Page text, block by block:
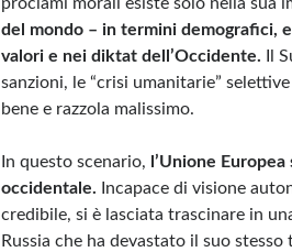
proclami morali esiste solo nella sua
del mondo – in termini demografici,
valori e nei diktat dell’Occidente. Il
sanzioni, le “crisi umanitarie”
bene e razzola malissimo.
In questo scenario,
l’Unione
occidentale. Incapace di visione
credibile, si è lasciata trascinare in
Russia che ha devastato il suo